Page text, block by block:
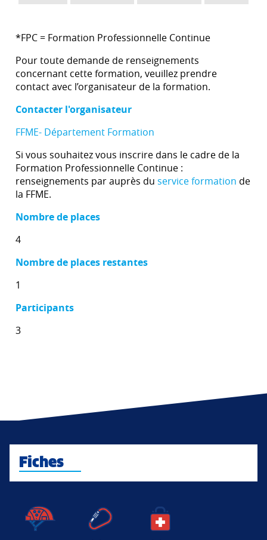
*FPC = Formation Professionnelle Continue
Pour toute demande de renseignements
concernant cette formation, veuillez prendre
contact avec l’organisateur de la formation.
Contacter l'organisateur
FFME- Département Formation
Si vous souhaitez vous inscrire dans le cadre de la
Formation Professionnelle Continue :
renseignements par auprès du service formation de
la FFME.
Nombre de places
4
Nombre de places restantes
1
Participants
3
Fiches